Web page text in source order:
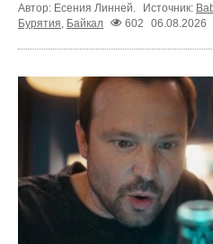
Автор: Есения Линней. Источник:
Бурятия Байкал 602 06.08.2026